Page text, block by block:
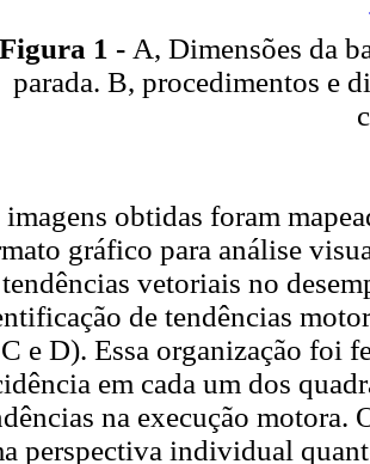
Figura 1 - A, Dimensões da
parada. B, procedimentos e
imagens obtidas foram
gráfico para análise
vetoriais no
de tendências
e D). Essa organização foi
em cada um dos
na execução motora.
perspectiva individual